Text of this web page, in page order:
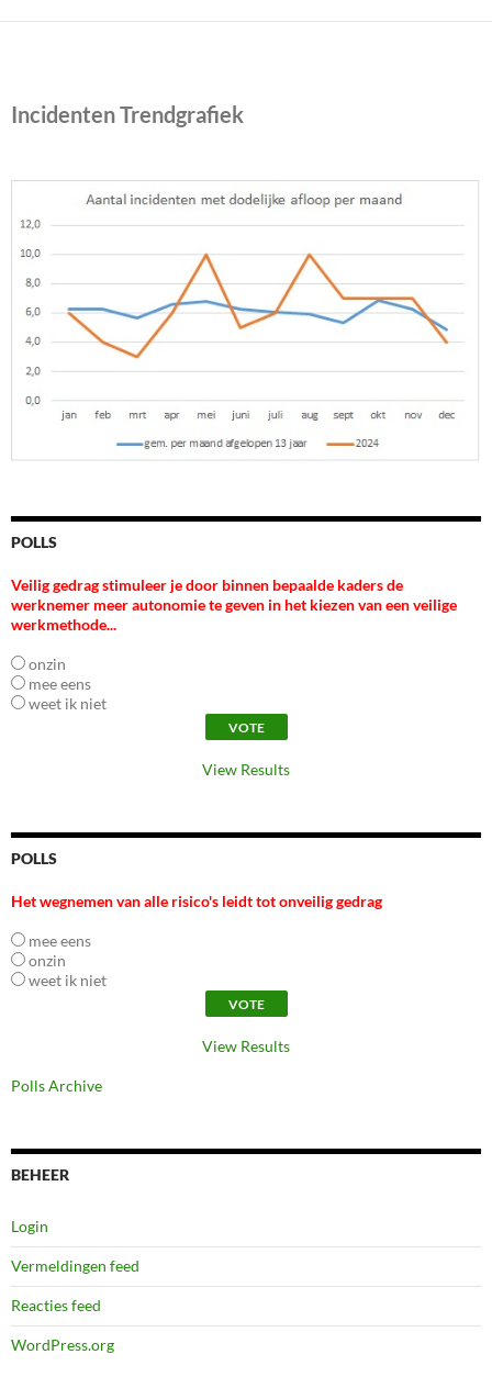
Incidenten Trendgrafiek
POLLS
Veilig gedrag stimuleer je door binnen bepaalde kaders de
werknemer meer autonomie te geven in het kiezen van een veilige
werkmethode...
onzin
mee eens
weet ik niet
View Results
POLLS
Het wegnemen van alle risico's leidt tot onveilig gedrag
mee eens
onzin
weet ik niet
View Results
Polls Archive
BEHEER
Login
Vermeldingen feed
Reacties feed
WordPress.org